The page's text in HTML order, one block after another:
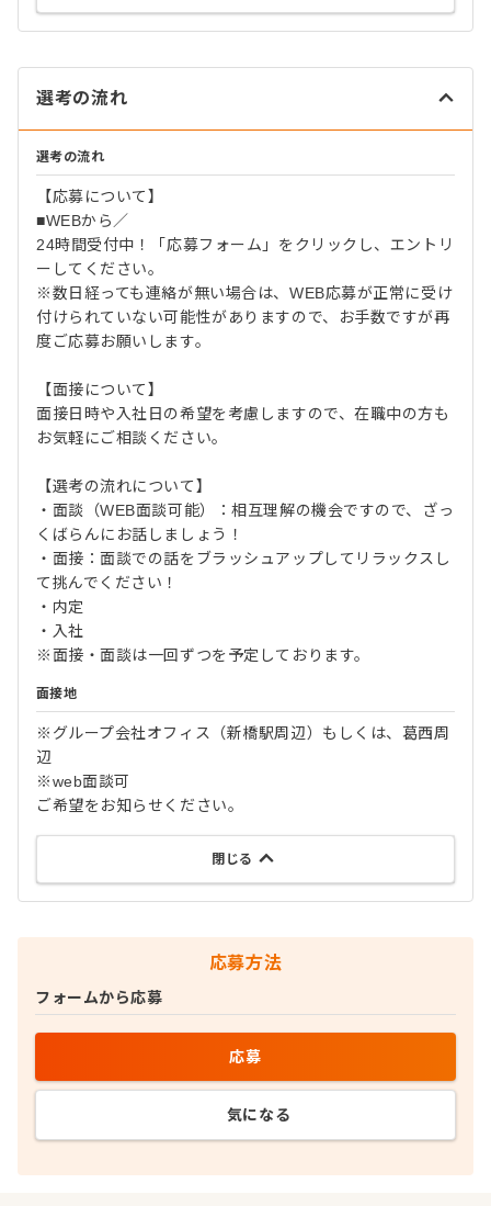
選考の流れ
選考の流れ
【応募について】
■WEBから／
24時間受付中！「応募フォーム」をクリックし、エントリ
ーしてください。
※数日経っても連絡が無い場合は、WEB応募が正常に受け
付けられていない可能性がありますので、お手数ですが再
度ご応募お願いします。
【面接について】
面接日時や入社日の希望を考慮しますので、在職中の方も
お気軽にご相談ください。
【選考の流れについて】
・面談（WEB面談可能）：相互理解の機会ですので、ざっ
くばらんにお話しましょう！
・面接：面談での話をブラッシュアップしてリラックスし
て挑んでください！
・内定
・入社
※面接・面談は一回ずつを予定しております。
面接地
※グループ会社オフィス（新橋駅周辺）もしくは、葛西周
辺
※web面談可
ご希望をお知らせください。
閉じる
応募方法
フォームから応募
応募
気になる